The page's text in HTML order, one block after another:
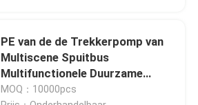
PE van de de Trekkerpomp van
Multiscene Spuitbus
Multifunctionele Duurzame
k108-1
MOQ：10000pcs